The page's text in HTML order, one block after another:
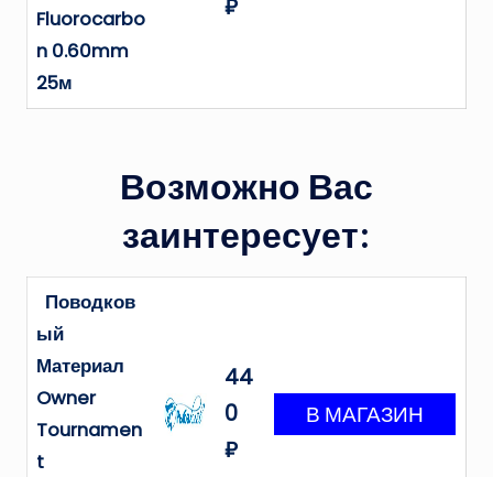
Fluorocarbo
n 0.60mm
25м
₽
Возможно Вас
заинтересует:
Поводков
ый
Материал
Owner
Tournamen
t
44
0
₽